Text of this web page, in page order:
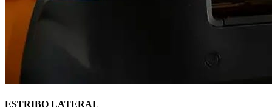
ESTRIBO LATERAL